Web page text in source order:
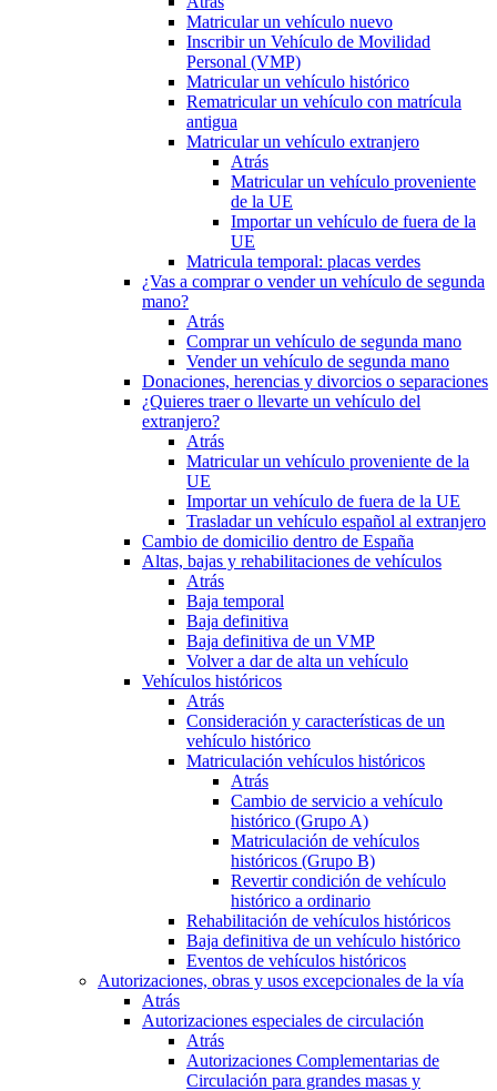
Matricular un vehículo nuevo
Inscribir un Vehículo de Movilidad
Personal (VMP)
Matricular un vehículo histórico
Rematricular un vehículo con matrícula
antigua
Matricular un vehículo extranjero
Atrás
Matricular un vehículo proveniente
de la UE
Importar un vehículo de fuera de la
UE
Matricula temporal: placas verdes
¿Vas a comprar o vender un vehículo de segunda
mano?
Atrás
Comprar un vehículo de segunda mano
Vender un vehículo de segunda mano
Donaciones, herencias y divorcios o separaciones
¿Quieres traer o llevarte un vehículo del
extranjero?
Atrás
Matricular un vehículo proveniente de la
UE
Importar un vehículo de fuera de la UE
Trasladar un vehículo español al extranjero
Cambio de domicilio dentro de España
Altas, bajas y rehabilitaciones de vehículos
Atrás
Baja temporal
Baja definitiva
Baja definitiva de un VMP
Volver a dar de alta un vehículo
Vehículos históricos
Atrás
Consideración y características de un
vehículo histórico
Matriculación vehículos históricos
Atrás
Cambio de servicio a vehículo
histórico (Grupo A)
Matriculación de vehículos
históricos (Grupo B)
Revertir condición de vehículo
histórico a ordinario
Rehabilitación de vehículos históricos
Baja definitiva de un vehículo histórico
Eventos de vehículos históricos
Autorizaciones, obras y usos excepcionales de la vía
Atrás
Autorizaciones especiales de circulación
Atrás
Autorizaciones Complementarias de
Circulación para grandes masas y